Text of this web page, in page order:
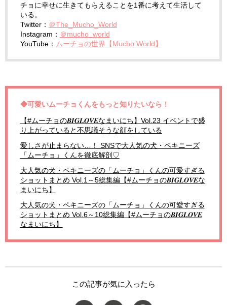
チョに幸せに生きてもらえることを1番に考えて生活して
いる。
Twitter： ＠The_Mucho_World
Instagram： ＠mucho_world
YouTube： ムーチョの世界【Mucho World】
◆可愛いムーチョくんをもっと知りたいなら！
【#ムーチョの𝑩𝑰𝑮𝑳𝑶𝑽𝑬なまいにち】Vol.23 イベントで盛
り上がっていると不思議そうな顔をしている
愛しさが止まらない…！ SNSで大人気の犬・ペキニーズ
「ムーチョ」くんを徹底解剖♡
大人気の犬・ペキニーズの「ムーチョ」くんの可愛すぎる
ショットまとめ Vol.1～5総集編【#ムーチョの𝑩𝑰𝑮𝑳𝑶𝑽𝑬な
まいにち】
大人気の犬・ペキニーズの「ムーチョ」くんの可愛すぎる
ショットまとめ Vol.6～10総集編【#ムーチョの𝑩𝑰𝑮𝑳𝑶𝑽𝑬
なまいにち】
この記事が気に入ったら